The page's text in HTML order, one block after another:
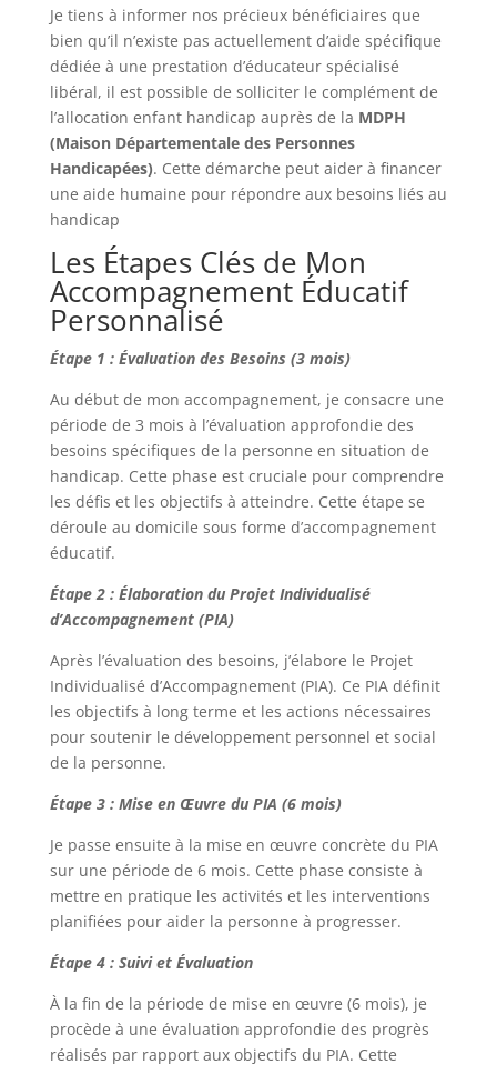
Je tiens à informer nos précieux bénéficiaires que
bien qu’il n’existe pas actuellement d’aide spécifique
dédiée à une prestation d’éducateur spécialisé
libéral, il est possible de solliciter le complément de
l’allocation enfant handicap auprès de la MDPH
(Maison Départementale des Personnes
Handicapées). Cette démarche peut aider à financer
une aide humaine pour répondre aux besoins liés au
handicap
Les Étapes Clés de Mon
Accompagnement Éducatif
Personnalisé
Étape 1 : Évaluation des Besoins (3 mois)
Au début de mon accompagnement, je consacre une
période de 3 mois à l’évaluation approfondie des
besoins spécifiques de la personne en situation de
handicap. Cette phase est cruciale pour comprendre
les défis et les objectifs à atteindre. Cette étape se
déroule au domicile sous forme d’accompagnement
éducatif.
Étape 2 : Élaboration du Projet Individualisé
d’Accompagnement (PIA)
Après l’évaluation des besoins, j’élabore le Projet
Individualisé d’Accompagnement (PIA). Ce PIA définit
les objectifs à long terme et les actions nécessaires
pour soutenir le développement personnel et social
de la personne.
Étape 3 : Mise en Œuvre du PIA (6 mois)
Je passe ensuite à la mise en œuvre concrète du PIA
sur une période de 6 mois. Cette phase consiste à
mettre en pratique les activités et les interventions
planifiées pour aider la personne à progresser.
Étape 4 : Suivi et Évaluation
À la fin de la période de mise en œuvre (6 mois), je
procède à une évaluation approfondie des progrès
réalisés par rapport aux objectifs du PIA. Cette